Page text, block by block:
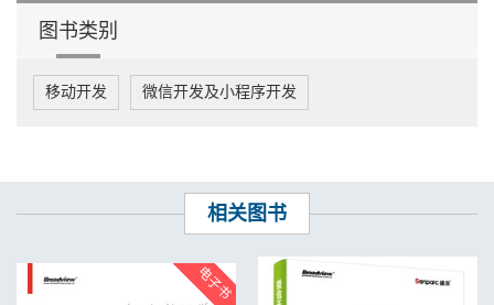
团队分支 26
美术 26
工程 27
制作 28
叙事设计师 30
如何提出一个理论性问题 32
科学法的步骤 32
图书类别
移动开发 微信开发及小程序开发
相关图书